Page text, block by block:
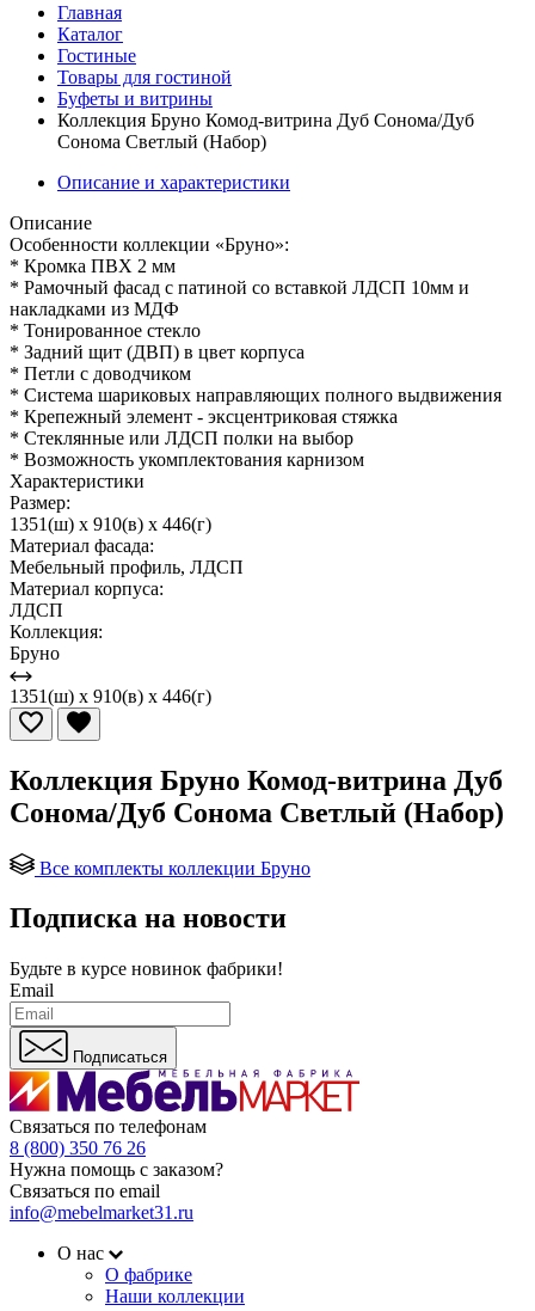
Главная
Каталог
Гостиные
Товары для гостиной
Буфеты и витрины
Коллекция Бруно Комод-витрина Дуб Сонома/Дуб
Сонома Светлый (Набор)
Описание и характеристики
Описание
Особенности коллекции «Бруно»:
* Кромка ПВХ 2 мм
* Рамочный фасад с патиной со вставкой ЛДСП 10мм и
накладками из МДФ
* Тонированное стекло
* Задний щит (ДВП) в цвет корпуса
* Петли с доводчиком
* Система шариковых направляющих полного выдвижения
* Крепежный элемент - эксцентриковая стяжка
* Стеклянные или ЛДСП полки на выбор
* Возможность укомплектования карнизом
Характеристики
Размер:
1351(ш) x 910(в) x 446(г)
Материал фасада:
Мебельный профиль, ЛДСП
Материал корпуса:
ЛДСП
Коллекция:
Бруно
1351(ш) x 910(в) x 446(г)
Коллекция Бруно Комод-витрина Дуб
Сонома/Дуб Сонома Светлый (Набор)
Все комплекты коллекции Бруно
Подписка на новости
Будьте в курсе новинок фабрики!
Email
Подписаться
Связаться по телефонам
8 (800) 350 76 26
Нужна помощь с заказом?
Связаться по email
info@mebelmarket31.ru
О нас
О фабрике
Наши коллекции